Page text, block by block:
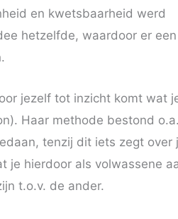
en kwetsbaarheid werd
hetzelfde, waardoor er een
jezelf tot inzicht komt wat
Haar methode bestond
tenzij dit iets zegt over
je hierdoor als volwassene
t.o.v. de ander.